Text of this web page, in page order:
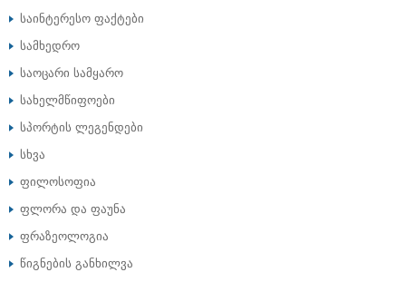
საინტერესო ფაქტები
სამხედრო
საოცარი სამყარო
სახელმწიფოები
სპორტის ლეგენდები
სხვა
ფილოსოფია
ფლორა და ფაუნა
ფრაზეოლოგია
წიგნების განხილვა